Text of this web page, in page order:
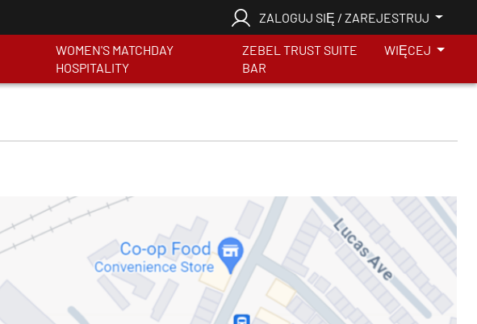
ZALOGUJ SIĘ / ZAREJESTRUJ
WOMEN'S MATCHDAY
HOSPITALITY
ZEBEL TRUST SUITE
BAR
WIĘCEJ